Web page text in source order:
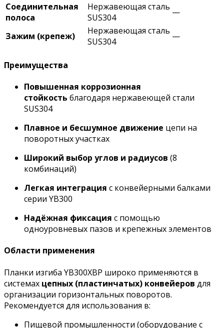
Соединительная
полоса
Нержавеющая сталь
SUS304
—
Зажим (крепеж)
Нержавеющая сталь
SUS304
—
Преимущества
Повышенная коррозионная
стойкость благодаря нержавеющей стали
SUS304
Плавное и бесшумное движение цепи на
поворотных участках
Широкий выбор углов и радиусов (8
комбинаций)
Легкая интеграция с конвейерными балками
серии YB300
Надёжная фиксация с помощью
одноуровневых пазов и крепежных элементов
Области применения
Планки изгиба YB300XBP широко применяются в
системах цепных (пластинчатых) конвейеров для
организации горизонтальных поворотов.
Рекомендуется для использования в:
Пищевой промышленности (оборудование с